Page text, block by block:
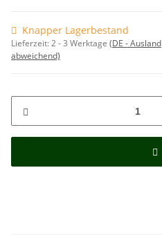
Knapper Lagerbestand
Lieferzeit:2 - 3 Werktage (DE - Ausland
abweichend)